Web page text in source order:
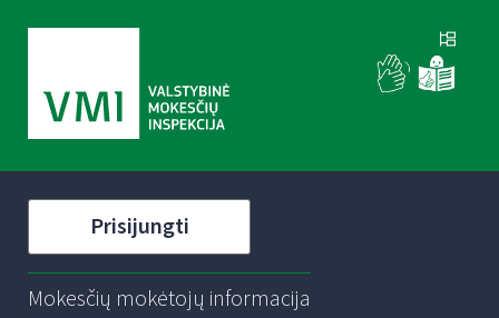
Prisijungti
Mokesčių mokėtojų informacija